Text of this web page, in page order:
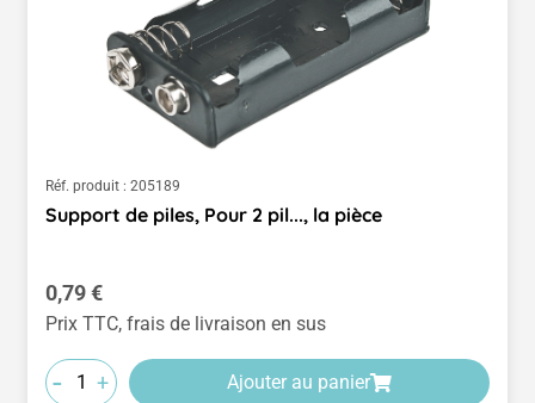
Réf. produit : 205189
Support de piles, Pour 2 pil..., la pièce
Prix régulier :
0,79 €
Prix TTC, frais de livraison en sus
- + Ajouter au panier